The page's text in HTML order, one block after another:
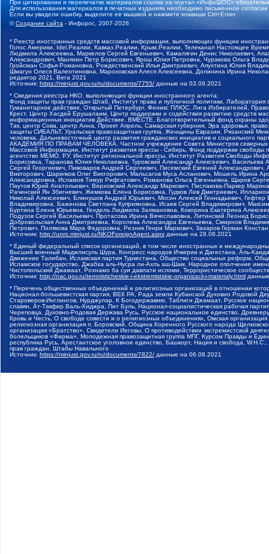
При цитировании и перепечатке материалов ссылка на портал «ИнфоШОС»
Для использования материалов в печатных изданиях необходимо письменное
Если вы увидели ошибку, выделите ее мышкой и нажмите клавиши Ctrl+Enter
©Создание сайта - Инфорос, 2007-2026
* Реестр иностранных средств массовой информации, выполняющих функции
Голос Америки, Idel.Реалии, Кавказ.Реалии, Крым.Реалии, Телеканал Настоящее
Людмила Алексеевна, Маркелов Сергей Евгеньевич, Камалягин Денис Николаевич,
Александрович, Маняхин Петр Борисович, Ярош Юлия Петровна, Чуракова Ольга
Гройсман Софья Романовна, Рождественский Илья Дмитриевич, Апухтина Юлия
Шмагун Олеся Валентиновна, Мароховская Алеся Алексеевна, Долинина Ирина
редактор 2021, Вега 2021
Источник: https://minjust.gov.ru/ru/documents/7755/ данные на 03.09.2021
* Сведения реестра НКО, выполняющих функции иностранного агента:
Фонд защиты прав граждан Штаб, Институт права и публичной политики,
Гуманитарное действие, Открытый Петербург, Феникс ПЛЮС, Лига Избирателей,
Крест, Центр Хасдей Ерушалаим, Центр поддержки и содействия развитию средств
информационных инициатив Действие, ВМЕСТЕ, Благотворительный фонд охраны
Так, центр Сова, центр Анна, Проект Апрель, Самарская губерния, Эра здоровья,
защиты СИБАЛЬТ, Уральская правозащитная группа, Женщины Евразии, Рязанский
человека, Дальневосточный центр развития гражданских инициатив и социального
АКАДЕМИЯ ПО ПРАВАМ ЧЕЛОВЕКА, Частное учреждение Совета Министров северных
Массовой Информации, Институт развития прессы - Сибирь, Фонд поддержки
агентство МЕМО. РУ, Институт региональной прессы, Институт Развития Свободы
Борисовна, Таранова Юлия Николаевна, Туровский Александр Алексеевич,
Сергей Георгиевич, Пивоваров Андрей Сергеевич, Писемский Евгений
Викторович, Шарипков Олег Викторович, Мальсагов Муса Асланович, Мошель Ирина
Александровна, Исламов Тимур Рифгатович, Романова Ольга Евгеньевна, Щаров
Паутов Юрий Анатольевич, Верховский Александр Маркович, Пислакова-Паркер
Рачинский Ян Збигневич, Жемкова Елена Борисовна, Гудков Лев Дмитриевич,
Николай Алексеевич, Блинушов Андрей Юрьевич, Мосин Алексей Геннадьевич,
Владимировна, Баженова Светлана Куприяновна, Исаев Сергей Владимирович,
Буртина Елена Юрьевна, Гендель Людмила Залмановна, Кокорина Екатерина
Подузов Сергей Васильевич, Протасова Ирина Вячеславовна, Литинский Леонид
Добровольская Анна Дмитриевна, Королева Александра Евгеньевна, Смирнов
Петрович, Полякова Мара Федоровна, Резник Генри Маркович, Захаров Герман
Источник: http://unro.minjust.ru/NKOForeignAgent.aspx данные на 28.08.2021
* Единый федеральный список организаций, в том числе иностранных и
Высший военный Маджлисуль Шура, Конгресс народов Ичкерии и Дагестана, Аль-
Движение Талибан, Исламская партия Туркестана, Общество социальных реформ,
Исламское государство, Джабха аль-Нусра ли-Ахль аш-Шам, Народное ополчение
Чистопольский Джамаат, Рохнамо ба суи давлати исломи, Террористическое
Источник: http://nac.gov.ru/terroristicheskie-i-ekstremistskie-organizacii-i-materialy.html
* Перечень общественных объединений и религиозных организаций в отношении
Национал-большевистская партия, ВЕК РА, Рада земли Кубанской Духовно Родовой
Староверов-Инглингов, Нурджулар, К Богодержавию, Таблиги Джамаат, Русское
славян, Ат-Такфир Валь-Хиджра, Пит Буль, Национал-социалистическая рабочая
Череповца, Духовно-Родовая Держава Русь, Русское национальное единство,
Кровь и Честь, О свободе совести и о религиозных объединениях, Омская
религиозная организация п. Боровский, Община Коренного Русского народа
организация «Братство», Свидетели Иеговы, О противодействии экстремистской
болельщиков «Фирма», Молодежная правозащитная группа МПГ, Курсом Правды и
республика Русь, Арестантское уголовное единство, Башкорт, Нация и свобода,
прав граждан, Штабы Навального
Источник: https://minjust.gov.ru/ru/documents/7822/ данные на 06.08.2021